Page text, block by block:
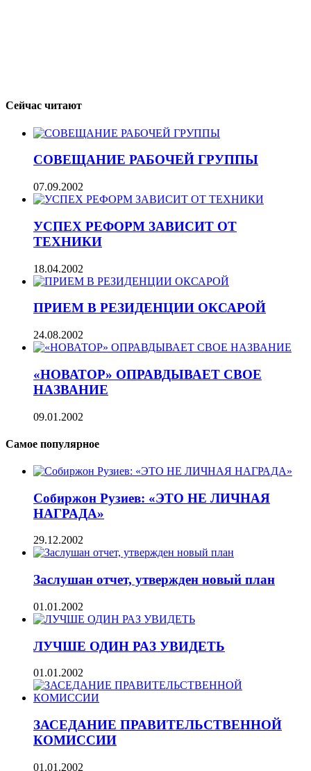
Сейчас читают
СОВЕЩАНИЕ РАБОЧЕЙ ГРУППЫ
07.09.2002
УСПЕХ РЕФОРМ ЗАВИСИТ ОТ
ТЕХНИКИ
18.04.2002
ПРИЕМ В РЕЗИДЕНЦИИ ОКСАРОЙ
24.08.2002
«НОВАТОР» ОПРАВДЫВАЕТ СВОЕ
НАЗВАНИЕ
09.01.2002
Самое популярное
Собиржон Рузиев: «ЭТО НЕ ЛИЧНАЯ
НАГРАДА»
29.12.2002
Заслушан отчет, утвержден новый план
01.01.2002
ЛУЧШЕ ОДИН РАЗ УВИДЕТЬ
01.01.2002
ЗАСЕДАНИЕ ПРАВИТЕЛЬСТВЕННОЙ
КОМИССИИ
01.01.2002